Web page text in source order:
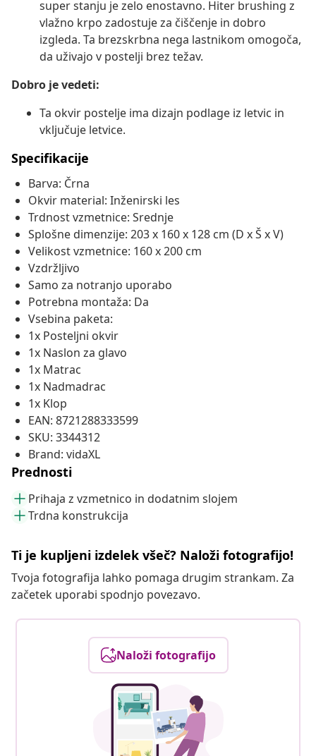
super stanju je zelo enostavno. Hiter brushing z
vlažno krpo zadostuje za čiščenje in dobro
izgleda. Ta brezskrbna nega lastnikom omogoča,
da uživajo v postelji brez težav.
Dobro je vedeti:
Ta okvir postelje ima dizajn podlage iz letvic in
vključuje letvice.
Specifikacije
Barva: Črna
Okvir material: Inženirski les
Trdnost vzmetnice: Srednje
Splošne dimenzije: 203 x 160 x 128 cm (D x Š x V)
Velikost vzmetnice: 160 x 200 cm
Vzdržljivo
Samo za notranjo uporabo
Potrebna montaža: Da
Vsebina paketa:
1x Posteljni okvir
1x Naslon za glavo
1x Matrac
1x Nadmadrac
1x Klop
EAN: 8721288333599
SKU: 3344312
Brand: vidaXL
Prednosti
Prihaja z vzmetnico in dodatnim slojem
Trdna konstrukcija
Ti je kupljeni izdelek všeč? Naloži fotografijo!
Tvoja fotografija lahko pomaga drugim strankam. Za
začetek uporabi spodnjo povezavo.
Naloži fotografijo